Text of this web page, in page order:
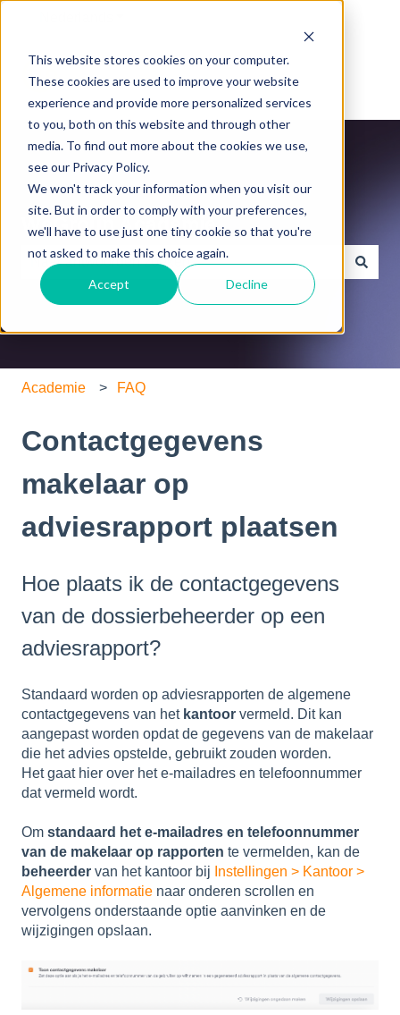
This website stores cookies on your computer.
These cookies are used to improve your website
experience and provide more personalized services
to you, both on this website and through other
media. To find out more about the cookies we use,
see our Privacy Policy.
We won't track your information when you visit our
site. But in order to comply with your preferences,
we'll have to use just one tiny cookie so that you're
not asked to make this choice again.
Accept Decline
WeGroup Academie
Er zijn geen suggesties want het zoekveld is leeg.
Academie FAQ
Contactgegevens
makelaar op
adviesrapport plaatsen
Hoe plaats ik de contactgegevens
van de dossierbeheerder op een
adviesrapport?
Standaard worden op adviesrapporten de algemene
contactgegevens van het kantoor vermeld. Dit kan
aangepast worden opdat de gegevens van de makelaar
die het advies opstelde, gebruikt zouden worden.
Het gaat hier over het e-mailadres en telefoonnummer
dat vermeld wordt.
Om standaard het e-mailadres en telefoonnummer
van de makelaar op rapporten te vermelden, kan de
beheerder van het kantoor bij Instellingen > Kantoor >
Algemene informatie naar onderen scrollen en
vervolgens onderstaande optie aanvinken en de
wijzigingen opslaan.